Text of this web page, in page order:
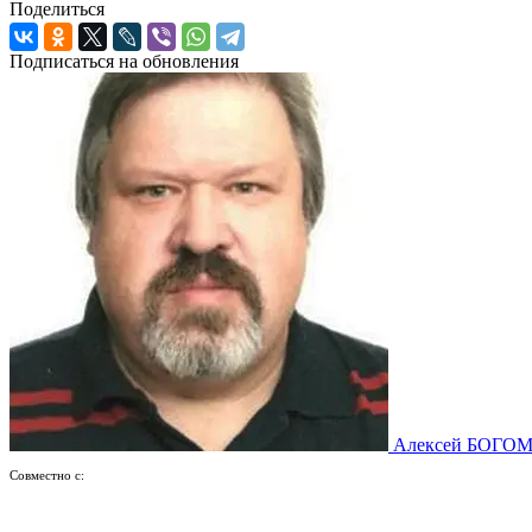
Поделиться
Подписаться на обновления
Алексей
Совместно с: